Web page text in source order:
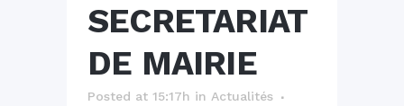
SECRETARIAT
DE MAIRIE
Posted at 15:17h in Actualités